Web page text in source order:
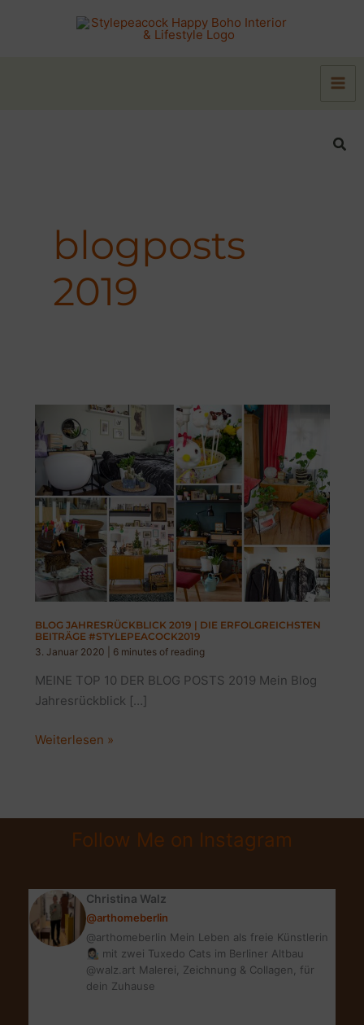
blogposts
2019
BLOG JAHRESRÜCKBLICK 2019 | DIE ERFOLGREICHSTEN
BEITRÄGE #STYLEPEACOCK2019
3. Januar 2020
6 minutes of reading
MEINE TOP 10 DER BLOG POSTS 2019 Mein Blog
Jahresrückblick […]
BLOG
DIE
ERFOLGREICHSTEN
Weiterlesen »
Follow Me on Instagram
Christina Walz
@arthomeberlin
@arthomeberlin Mein Leben als freie Künstlerin
👩🏻‍🎨 mit zwei Tuxedo Cats im Berliner Altbau
@walz.art Malerei, Zeichnung & Collagen, für
dein Zuhause